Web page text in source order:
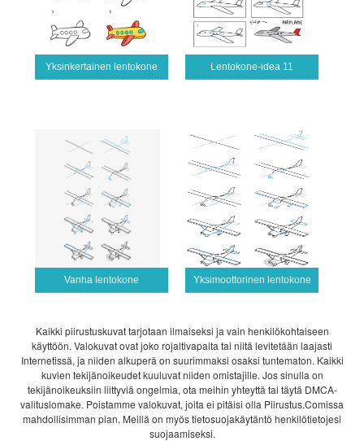
Yksinkertainen lentokone Lentokone-idea 11
Vanha lentokone Yksimoottorinen lentokone
Kaikki piirustuskuvat tarjotaan ilmaiseksi ja vain henkilökohtaiseen
käyttöön. Valokuvat ovat joko rojaltivapaita tai niitä levitetään laajasti
Internetissä, ja niiden alkuperä on suurimmaksi osaksi tuntematon. Kaikki
kuvien tekijänoikeudet kuuluvat niiden omistajille. Jos sinulla on
tekijänoikeuksiin liittyviä ongelmia, ota meihin yhteyttä tai täytä DMCA-
valituslomake. Poistamme valokuvat, joita ei pitäisi olla Piirustus.Comissa
mahdollisimman pian. Meillä on myös tietosuojakäytäntö henkilötietojesi
suojaamiseksi.